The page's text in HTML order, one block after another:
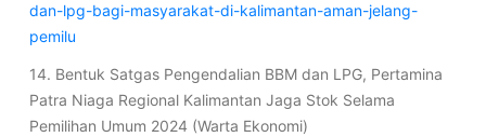
dan-lpg-bagi-masyarakat-di-kalimantan-aman-jelang-
pemilu
14. Bentuk Satgas Pengendalian BBM dan LPG, Pertamina
Patra Niaga Regional Kalimantan Jaga Stok Selama
Pemilihan Umum 2024 (Warta Ekonomi)